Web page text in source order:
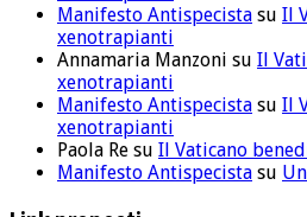
Manifesto Antispecista su Il
xenotrapianti
Annamaria Manzoni su Il
xenotrapianti
Manifesto Antispecista su Il
xenotrapianti
Paola Re su Il Vaticano
Manifesto Antispecista su